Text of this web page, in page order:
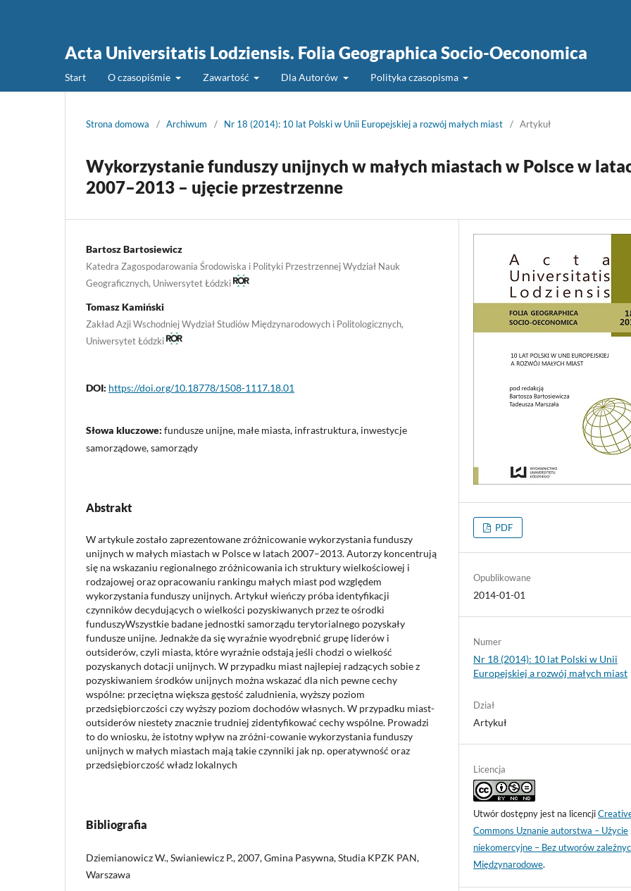
Acta Universitatis Lodziensis. Folia Geographica Socio-Oeconomica
Start O czasopiśmie Zawartość Dla Autorów Polityka czasopisma
Strona domowa / Archiwum / Nr 18 (2014): 10 lat Polski w Unii Europejskiej a rozwój małych miast / Artykuł
Wykorzystanie funduszy unijnych w małych miastach w Polsce w
2007–2013 – ujęcie przestrzenne
Bartosz Bartosiewicz
Katedra Zagospodarowania Środowiska i Polityki Przestrzennej Wydział Nauk
Geograficznych, Uniwersytet Łódzki
Tomasz Kamiński
Zakład Azji Wschodniej Wydział Studiów Międzynarodowych i Politologicznych,
Uniwersytet Łódzki
DOI: https://doi.org/10.18778/1508-1117.18.01
Słowa kluczowe: fundusze unijne, małe miasta, infrastruktura, inwestycje
samorządowe, samorządy
Abstrakt
W artykule zostało zaprezentowane zróżnicowanie wykorzystania funduszy
unijnych w małych miastach w Polsce w latach 2007–2013. Autorzy koncentrują
się na wskazaniu regionalnego zróżnicowania ich struktury wielkościowej i
rodzajowej oraz opracowaniu rankingu małych miast pod względem
wykorzystania funduszy unijnych. Artykuł wieńczy próba identyfikacji
czynników decydujących o wielkości pozyskiwanych przez te ośrodki
funduszyWszystkie badane jednostki samorządu terytorialnego pozyskały
fundusze unijne. Jednakże da się wyraźnie wyodrębnić grupę liderów i
outsiderów, czyli miasta, które wyraźnie odstają jeśli chodzi o wielkość
pozyskanych dotacji unijnych. W przypadku miast najlepiej radzących sobie z
pozyskiwaniem środków unijnych można wskazać dla nich pewne cechy
wspólne: przeciętna większa gęstość zaludnienia, wyższy poziom
przedsiębiorczości czy wyższy poziom dochodów własnych. W przypadku miast-
outsiderów niestety znacznie trudniej zidentyfikować cechy wspólne. Prowadzi
to do wniosku, że istotny wpływ na zróżni-cowanie wykorzystania funduszy
unijnych w małych miastach mają takie czynniki jak np. operatywność oraz
przedsiębiorczość władz lokalnych
Bibliografia
Dziemianowicz W., Swianiewicz P., 2007, Gmina Pasywna, Studia KPZK PAN,
Warszawa
PDF
Opublikowane
2014-01-01
Numer
Nr 18 (2014): 10 lat Polski w Unii
Europejskiej a rozwój małych miast
Dział
Artykuł
Licencja
Utwór dostępny jest na licencji
Commons Uznanie autorstwa – Użycie
niekomercyjne – Bez utworów
Międzynarodowe.